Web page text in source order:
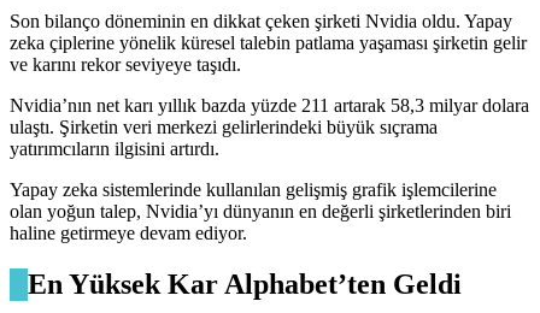
Son bilanço döneminin en dikkat çeken şirketi Nvidia oldu. Yapay
zeka çiplerine yönelik küresel talebin patlama yaşaması şirketin gelir
ve karını rekor seviyeye taşıdı.
Nvidia’nın net karı yıllık bazda yüzde 211 artarak 58,3 milyar dolara
ulaştı. Şirketin veri merkezi gelirlerindeki büyük sıçrama
yatırımcıların ilgisini artırdı.
Yapay zeka sistemlerinde kullanılan gelişmiş grafik işlemcilerine
olan yoğun talep, Nvidia’yı dünyanın en değerli şirketlerinden biri
haline getirmeye devam ediyor.
En Yüksek Kar Alphabet’ten Geldi